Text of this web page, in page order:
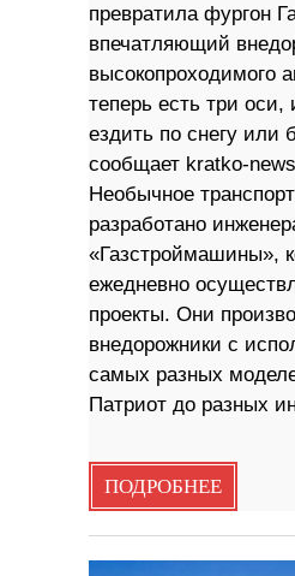
превратила фургон
впечатляющий
высокопроходимого
теперь есть три оси,
ездить по снегу или
сообщает kratko-
Необычное
разработано
«Газстроймашины»,
ежедневно
проекты. Они
внедорожники с
самых разных
Патриот до разных
ПОДРОБНЕЕ